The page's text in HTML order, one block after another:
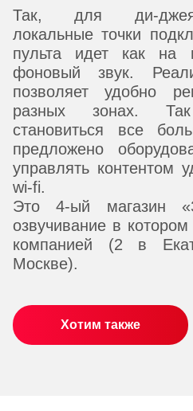
Так, для ди-джея
локальные точки
пульта идет как на
фоновый звук.
позволяет удобно
разных зонах.
становиться все
предложено
управлять контентом
wi-fi.
Это 4-ый магазин
озвучивание в
компанией (2 в
Москве).
Хотим также